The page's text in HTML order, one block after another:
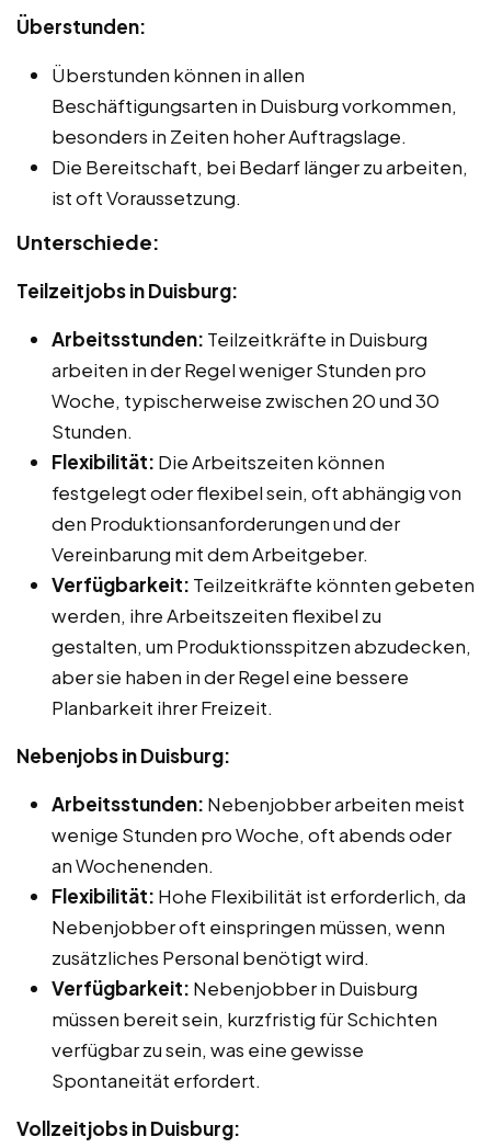
Überstunden:
Überstunden können in allen
Beschäftigungsarten in Duisburg vorkommen,
besonders in Zeiten hoher Auftragslage.
Die Bereitschaft, bei Bedarf länger zu arbeiten,
ist oft Voraussetzung.
Unterschiede:
Teilzeitjobs in Duisburg:
Arbeitsstunden: Teilzeitkräfte in Duisburg
arbeiten in der Regel weniger Stunden pro
Woche, typischerweise zwischen 20 und 30
Stunden.
Flexibilität: Die Arbeitszeiten können
festgelegt oder flexibel sein, oft abhängig von
den Produktionsanforderungen und der
Vereinbarung mit dem Arbeitgeber.
Verfügbarkeit: Teilzeitkräfte könnten gebeten
werden, ihre Arbeitszeiten flexibel zu
gestalten, um Produktionsspitzen abzudecken,
aber sie haben in der Regel eine bessere
Planbarkeit ihrer Freizeit.
Nebenjobs in Duisburg:
Arbeitsstunden: Nebenjobber arbeiten meist
wenige Stunden pro Woche, oft abends oder
an Wochenenden.
Flexibilität: Hohe Flexibilität ist erforderlich, da
Nebenjobber oft einspringen müssen, wenn
zusätzliches Personal benötigt wird.
Verfügbarkeit: Nebenjobber in Duisburg
müssen bereit sein, kurzfristig für Schichten
verfügbar zu sein, was eine gewisse
Spontaneität erfordert.
Vollzeitjobs in Duisburg: